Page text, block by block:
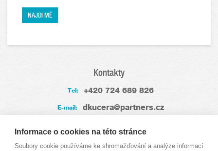
Kontakty
Tel: +420 724 689 826
E-mail: dkucera@partners.cz
Zkušenosti
Informace o cookies na této stránce
Soubory cookie používáme ke shromažďování a analýze informací